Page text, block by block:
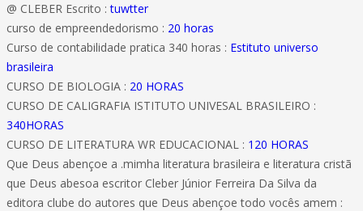
@ CLEBER Escrito :tuwtter
curso de empreendedorismo : 20 horas
Curso de contabilidade pratica 340 horas : Estituto universo
brasileira
CURSO DE BIOLOGIA : 20 HORAS
CURSO DE CALIGRAFIA ISTITUTO UNIVESAL BRASILEIRO :
340HORAS
CURSO DE LITERATURA WR EDUCACIONAL : 120 HORAS
Que Deus abençoe a .mimha literatura brasileira e literatura cristã
que Deus abesoa escritor Cleber Júnior Ferreira Da Silva da
editora clube do autores que Deus abençoe todo vocês amem :